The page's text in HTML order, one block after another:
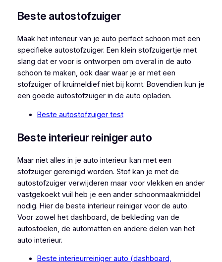
Beste autostofzuiger
Maak het interieur van je auto perfect schoon met een
specifieke autostofzuiger. Een klein stofzuigertje met
slang dat er voor is ontworpen om overal in de auto
schoon te maken, ook daar waar je er met een
stofzuiger of kruimeldief niet bij komt. Bovendien kun je
een goede autostofzuiger in de auto opladen.
Beste autostofzuiger test
Beste interieur reiniger auto
Maar niet alles in je auto interieur kan met een
stofzuiger gereinigd worden. Stof kan je met de
autostofzuiger verwijderen maar voor vlekken en ander
vastgekoekt vuil heb je een ander schoonmaakmiddel
nodig. Hier de beste interieur reiniger voor de auto.
Voor zowel het dashboard, de bekleding van de
autostoelen, de automatten en andere delen van het
auto interieur.
Beste interieurreiniger auto (dashboard,